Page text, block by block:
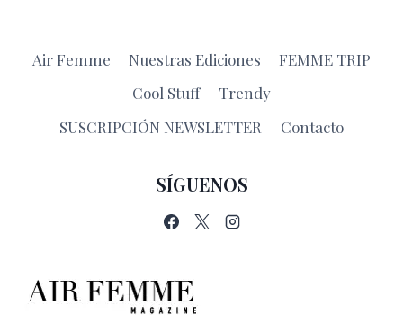
Air Femme Nuestras Ediciones
FEMME TRIP
Cool Stuff
Trendy
SUSCRIPCIÓN NEWSLETTER
Contacto
SÍGUENOS